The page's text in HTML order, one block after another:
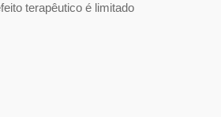
terapêutico é limitado